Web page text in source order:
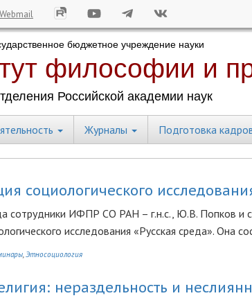
Webmail
Журналы Подготовка
социологического
сотрудники ИФПР СО РАН – г.н.с., Ю.В. Попков и
исследования «Русская среда». Она
Этносоциология
нераздельность и